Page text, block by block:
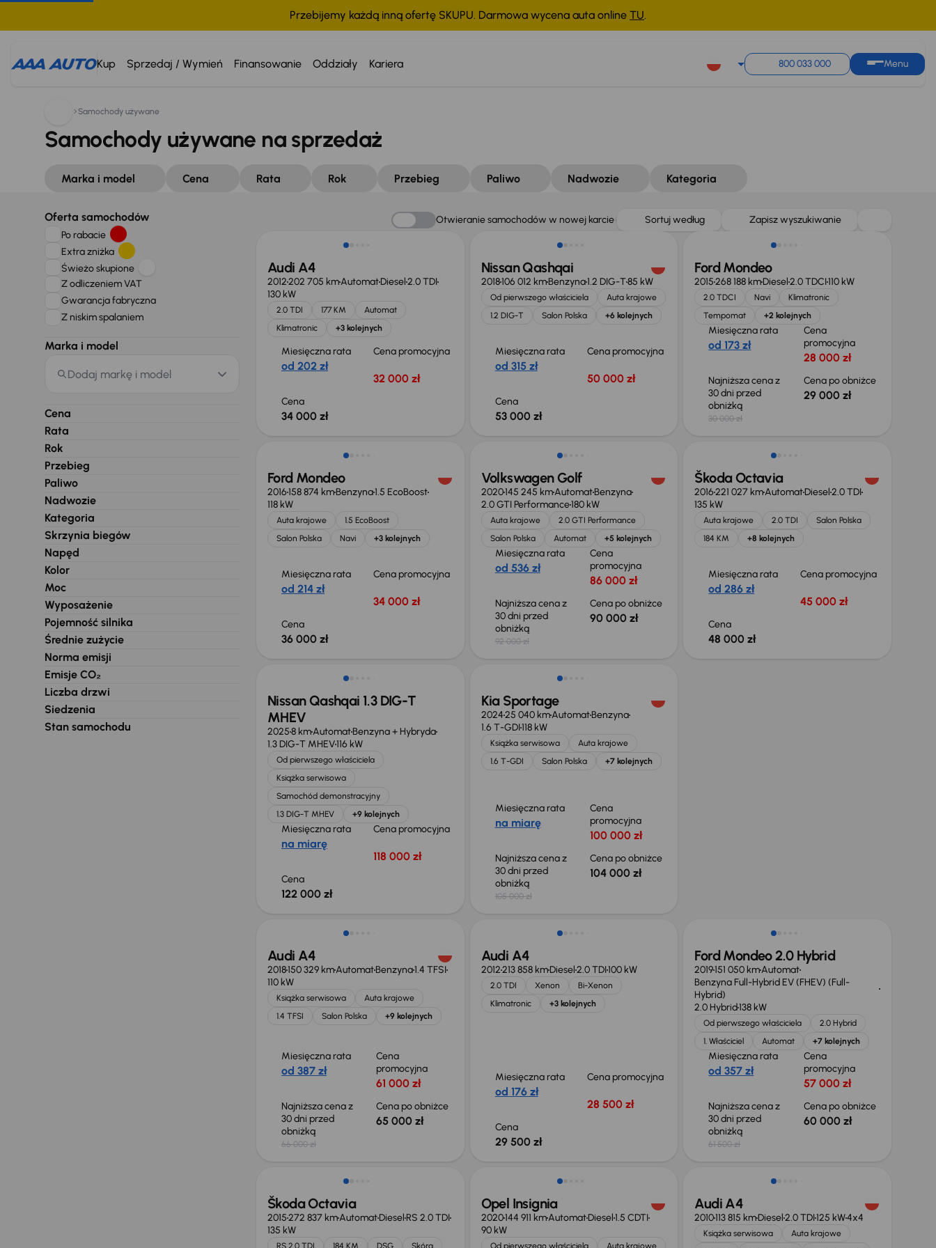
Przebijemy każdą inną ofertę SKUPU. Darmowa wycena auta online TU.
Kup Sprzedaj / Wymień Finansowanie Oddziały Kariera 800 033 000 Menu
Samochody używane
Samochody używane na sprzedaż
Marka i model Cena Rata Rok Przebieg Paliwo Nadwozie Kategoria
Oferta samochodów
Po rabacie
Extra zniżka
Świeżo skupione
Z odliczeniem VAT
Gwarancja fabryczna
Z niskim spalaniem
Marka i model
Dodaj markę i model
Cena
Rata
Rok
Przebieg
Paliwo
Nadwozie
Kategoria
Skrzynia biegów
Napęd
Kolor
Moc
Wyposażenie
Pojemność silnika
Średnie zużycie
Norma emisji
Emisje CO₂
Liczba drzwi
Siedzenia
Stan samochodu
Otwieranie samochodów w nowej karcie Sortuj według Zapisz wyszukiwanie
Audi A4
2012202 705 kmAutomatDiesel2.0 TDI
130 kW
2.0 TDI 177 KM
Automat
Klimatronic
+3 kolejnych
Miesięczna rata
od 202 zł
Cena promocyjna
32 000 zł
Cena
34 000 zł
Nissan Qashqai
2018106 012 kmBenzyna1.2 DIG-T85 kW
Od pierwszego właściciela
Auta krajowe
1.2 DIG-T
Salon Polska +6 kolejnych
Miesięczna rata
od 315 zł
Cena promocyjna
50 000 zł
Cena
53 000 zł
Taniej o 1 000 zł
Ford Mondeo
2015268 188 kmDiesel2.0 TDCI110 kW
2.0 TDCI Navi
Klimatronic
Tempomat
+2 kolejnych
Miesięczna rata
od 173 zł
Cena
promocyjna
28 000 zł
Najniższa cena z
30 dni przed
obniżką
30 000 zł
Cena po obniżce
29 000 zł
Ford Mondeo
2016158 874 kmBenzyna1.5 EcoBoost
118 kW
Auta krajowe
1.5 EcoBoost
Salon Polska
Navi +3 kolejnych
Miesięczna rata
od 214 zł
Cena promocyjna
34 000 zł
Cena
36 000 zł
Taniej o 2 000 zł
Volkswagen Golf
2020145 245 kmAutomatBenzyna
2.0 GTI Performance180 kW
Auta krajowe
2.0 GTI Performance
Salon Polska
Automat +5 kolejnych
Miesięczna rata
od 536 zł
Cena
promocyjna
86 000 zł
Najniższa cena z
30 dni przed
obniżką
92 000 zł
Cena po obniżce
90 000 zł
Škoda Octavia
2016221 027 kmAutomatDiesel2.0 TDI
135 kW
Auta krajowe 2.0 TDI
Salon Polska
184 KM
+8 kolejnych
Miesięczna rata
od 286 zł
Cena promocyjna
45 000 zł
Cena
48 000 zł
Od nowego taniej o 36 775 zł
Nissan Qashqai 1.3 DIG-T
MHEV
20258 kmAutomatBenzyna + Hybryda
1.3 DIG-T MHEV116 kW
Od pierwszego właściciela
Książka serwisowa
Samochód demonstracyjny
1.3 DIG-T MHEV
+9 kolejnych
Miesięczna rata
na miarę
Cena promocyjna
118 000 zł
Cena
122 000 zł
Taniej o 1 000 zł
Kia Sportage
202425 040 kmAutomatBenzyna
1.6 T-GDI118 kW
Książka serwisowa
Auta krajowe
1.6 T-GDI
Salon Polska +7 kolejnych
Miesięczna rata
na miarę
Cena
promocyjna
100 000 zł
Najniższa cena z
30 dni przed
obniżką
105 000 zł
Cena po obniżce
104 000 zł
Audi A4
2018150 329 kmAutomatBenzyna1.4 TFSI
110 kW
Książka serwisowa
Auta krajowe
1.4 TFSI
Salon Polska +9 kolejnych
Miesięczna rata
od 387 zł
Cena
promocyjna
61 000 zł
Najniższa cena z
30 dni przed
obniżką
66 000 zł
Cena po obniżce
65 000 zł
Audi A4
2012213 858 kmDiesel2.0 TDI100 kW
2.0 TDI Xenon
Bi-Xenon
Klimatronic
+3 kolejnych
Miesięczna rata
od 176 zł
Cena promocyjna
28 500 zł
Cena
29 500 zł
Ford Mondeo 2.0 Hybrid
2019151 050 kmAutomat
Benzyna Full-Hybrid EV (FHEV) (Full-
Hybrid)
2.0 Hybrid138 kW
Od pierwszego właściciela
2.0 Hybrid
1. Właściciel
Automat +7 kolejnych
Miesięczna rata
od 357 zł
Cena
promocyjna
57 000 zł
Najniższa cena z
30 dni przed
obniżką
61 500 zł
Cena po obniżce
60 000 zł
Škoda Octavia
2015272 837 kmAutomatDiesel RS 2.0 TDI
135 kW
RS 2.0 TDI 184 KM DSG
Skóra
Możliwość odliczenia VAT
Opel Insignia
2020144 911 kmAutomatDiesel1.5 CDTI
90 kW
Od pierwszego właściciela
Auta krajowe
Audi A4
2010113 815 kmDiesel2.0 TDI125 kW4x4
Książka serwisowa
Auta krajowe